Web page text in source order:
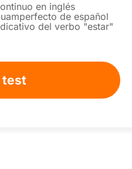
en inglés
de español
del verbo "estar"
test